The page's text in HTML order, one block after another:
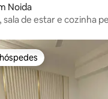
Noida
sala de estar e cozinha
mais apreciados